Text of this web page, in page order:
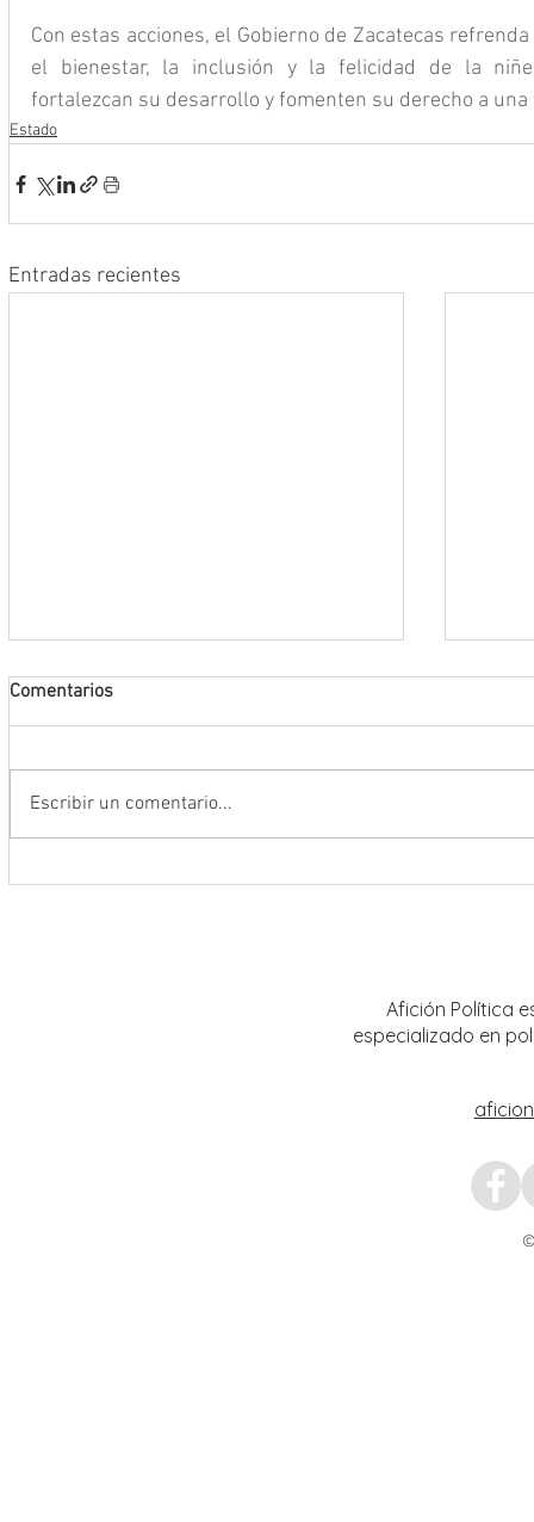
Con estas acciones, el Gobierno de Zacatecas
el bienestar, la inclusión y la felicidad de la
fortalezcan su desarrollo y fomenten su derecho a una
Estado
Entradas recientes
Comentarios
Escribir un comentario...
Afición Política
especializado en